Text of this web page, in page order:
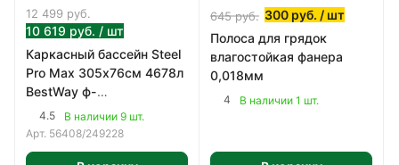
12 499 руб.
10 619 руб. / шт
Каркасный бассейн Steel
Pro Max 305х76см 4678л
BestWay ф-
насос,картридж 58093
арт 56408
4.5
В наличии 9 шт.
Арт. 56408/249228
645руб. 300 руб. / шт
Полоса для грядок
влагостойкая фанера
0,018мм
4 В наличии 1 шт.